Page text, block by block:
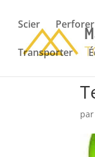
Scier Perforer
Transporter
par